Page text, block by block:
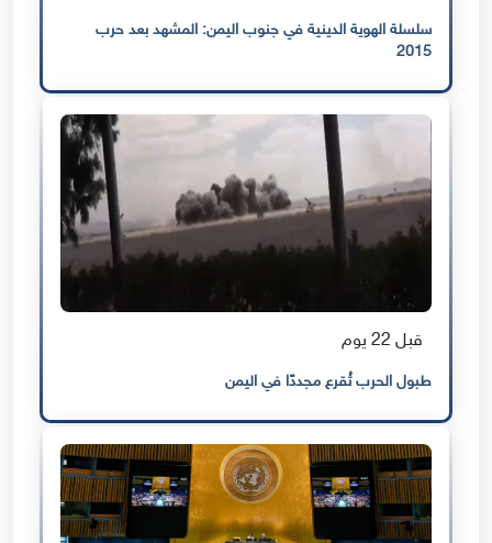
سلسلة الهوية الدينية في جنوب اليمن: المشهد بعد حرب
2015
قبل 22 يوم
طبول الحرب تُقرع مجددًا في اليمن